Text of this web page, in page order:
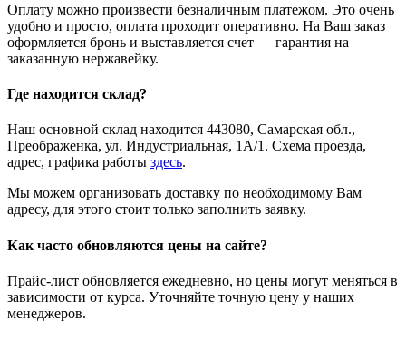
Оплату можно произвести безналичным платежом. Это очень
удобно и просто, оплата проходит оперативно. На Ваш заказ
оформляется бронь и выставляется счет — гарантия на
заказанную нержавейку.
Где находится склад?
Наш основной склад находится 443080, Самарская обл.,
Преображенка, ул. Индустриальная, 1А/1. Схема проезда,
адрес, графика работы здесь.
Мы можем организовать доставку по необходимому Вам
адресу, для этого стоит только заполнить заявку.
Как часто обновляются цены на сайте?
Прайс-лист обновляется ежедневно, но цены могут меняться в
зависимости от курса. Уточняйте точную цену у наших
менеджеров.